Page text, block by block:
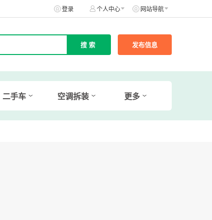
登录 个人中心 网站导航
发布信息
二手车 空调拆装 更多